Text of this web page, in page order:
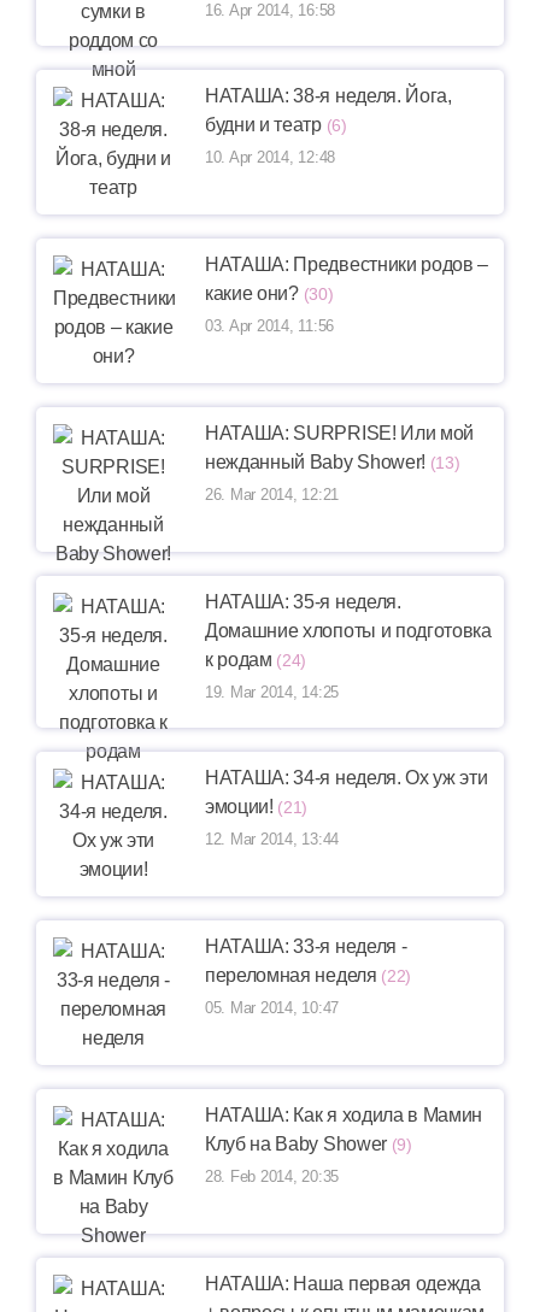
16. Apr 2014, 16:58
НАТАША: 38-я неделя. Йога,
будни и театр (6)
10. Apr 2014, 12:48
НАТАША: Предвестники родов –
какие они? (30)
03. Apr 2014, 11:56
НАТАША: SURPRISE! Или мой
нежданный Baby Shower! (13)
26. Mar 2014, 12:21
НАТАША: 35-я неделя.
Домашние хлопоты и подготовка
к родам (24)
19. Mar 2014, 14:25
НАТАША: 34-я неделя. Ох уж эти
эмоции! (21)
12. Mar 2014, 13:44
НАТАША: 33-я неделя -
переломная неделя (22)
05. Mar 2014, 10:47
НАТАША: Как я ходила в Мамин
Клуб на Baby Shower (9)
28. Feb 2014, 20:35
НАТАША: Наша первая одежда